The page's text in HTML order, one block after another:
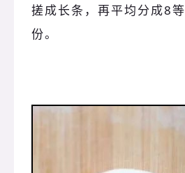
搓成长条，再平均分成8等
份。